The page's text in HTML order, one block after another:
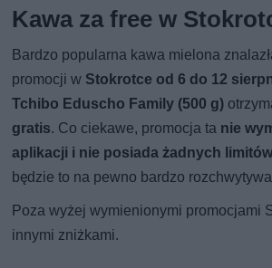
Kawa za free w
Bardzo popularna kawa mielona
promocji w Stokrotce od 6 do 12
Tchibo Eduscho Family (500 g)
gratis. Co ciekawe, promocja ta nie
aplikacji i nie posiada żadnych limitów
będzie to na pewno bardzo
Poza wyżej wymienionymi promocjami
innymi zniżkami.